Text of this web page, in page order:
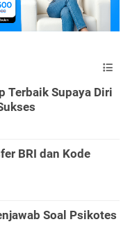
Terbaik Supaya Diri
BRI dan Kode
Soal Psikotes